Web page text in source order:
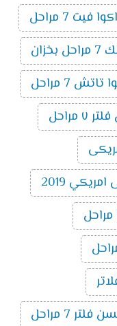
فيت 7 مراحل
7 مراحل
مراحل
فلتر 7 مراحل